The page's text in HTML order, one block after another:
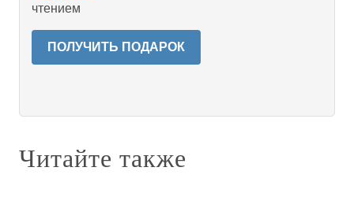
чтением
ПОЛУЧИТЬ ПОДАРОК
Читайте также